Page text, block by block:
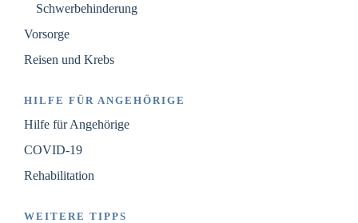
Schwerbehinderung
Vorsorge
Reisen und Krebs
HILFE FÜR ANGEHÖRIGE
Hilfe für Angehörige
COVID-19
Rehabilitation
WEITERE TIPPS